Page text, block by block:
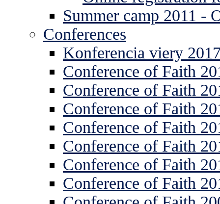
Summer camp 2011 -
Conferences
Konferencia viery
Conference of Faith
Conference of Faith
Conference of Faith
Conference of Faith
Conference of Faith
Conference of Faith
Conference of Faith